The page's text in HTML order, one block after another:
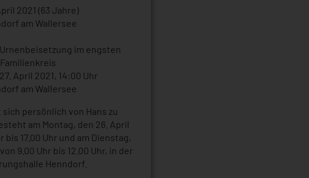
2021 (63 Jahre)
am Wallersee
im engsten
Familienkreis
April 2021, 14:00 Uhr
am Wallersee
persönlich von Hans zu
am Montag, den 26. April
bis 17.00 Uhr und am Dienstag,
9.00 Uhr bis 12.00 Uhr, in der
Henndorf.